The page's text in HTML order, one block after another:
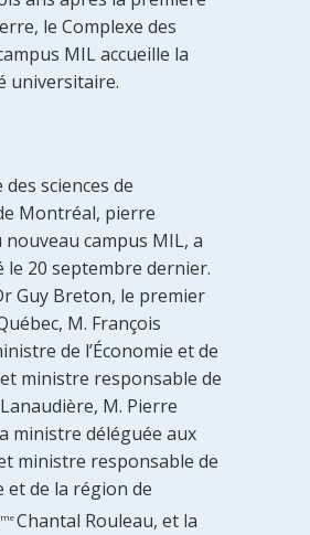
le Complexe des
MIL accueille la
universitaire.
des sciences de
Montréal, pierre
campus MIL, a
le 20 septembre dernier.
Guy Breton, le premier
M. François
de l’Économie et de
ministre responsable de
M. Pierre
ministre déléguée aux
ministre responsable de
et de la région de
meChantal Rouleau, et la